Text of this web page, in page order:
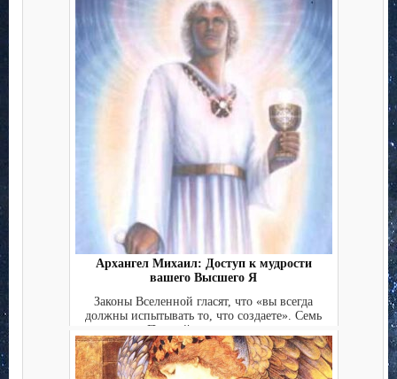
Архангел Михаил: Доступ к мудрости
вашего Высшего Я
Законы Вселенной гласят, что «вы всегда
должны испытывать то, что создаете». Семь
Печатей высшего с...